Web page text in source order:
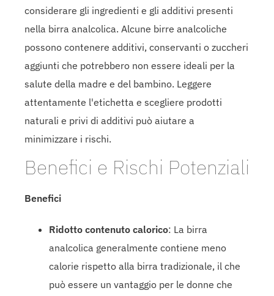
considerare gli ingredienti e gli additivi presenti
nella birra analcolica. Alcune birre analcoliche
possono contenere additivi, conservanti o zuccheri
aggiunti che potrebbero non essere ideali per la
salute della madre e del bambino. Leggere
attentamente l'etichetta e scegliere prodotti
naturali e privi di additivi può aiutare a
minimizzare i rischi.
Benefici e Rischi Potenziali
Benefici
Ridotto contenuto calorico: La birra
analcolica generalmente contiene meno
calorie rispetto alla birra tradizionale, il che
può essere un vantaggio per le donne che